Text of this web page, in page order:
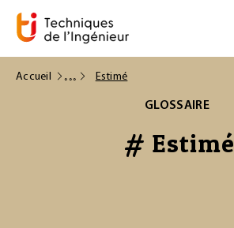
Accueil Estimé
GLOSSAIRE
# Estimé